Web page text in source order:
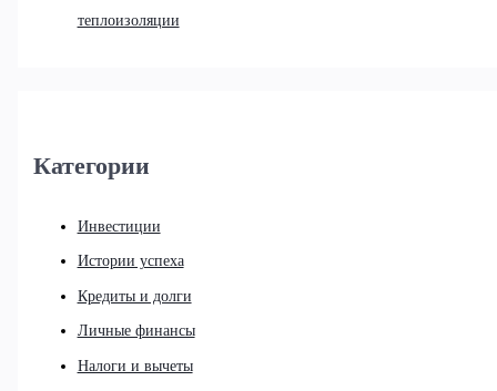
теплоизоляции
Категории
Инвестиции
Истории успеха
Кредиты и долги
Личные финансы
Налоги и вычеты